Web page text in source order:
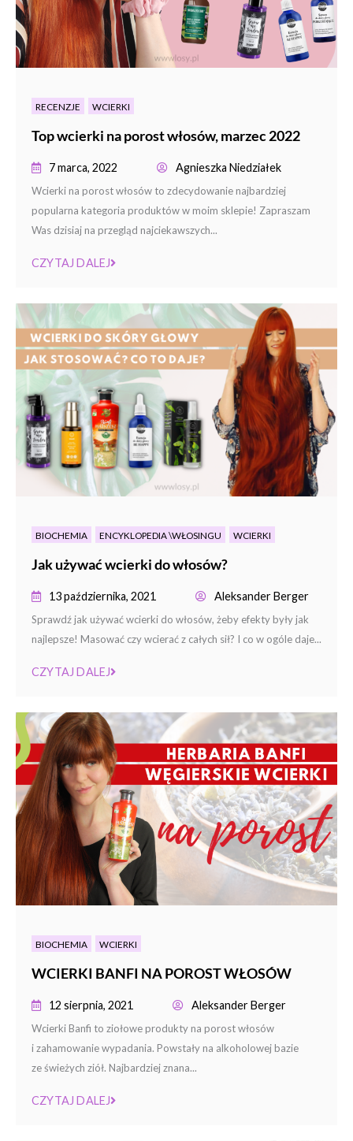
RECENZJE WCIERKI
Top wcierki na porost włosów, marzec 2022
7 marca, 2022 Agnieszka Niedziałek
Wcierki na porost włosów to zdecydowanie najbardziej
popularna kategoria produktów w moim sklepie! Zapraszam
Was dzisiaj na przegląd najciekawszych...
CZYTAJ DALEJ
BIOCHEMIA ENCYKLOPEDIA \WŁOSINGU WCIERKI
Jak używać wcierki do włosów?
13 października, 2021 Aleksander Berger
Sprawdź jak używać wcierki do włosów, żeby efekty były jak
najlepsze! Masować czy wcierać z całych sił? I co w ogóle daje...
CZYTAJ DALEJ
BIOCHEMIA WCIERKI
WCIERKI BANFI NA POROST WŁOSÓW
12 sierpnia, 2021 Aleksander Berger
Wcierki Banfi to ziołowe produkty na porost włosów
i zahamowanie wypadania. Powstały na alkoholowej bazie
ze świeżych ziół. Najbardziej znana...
CZYTAJ DALEJ